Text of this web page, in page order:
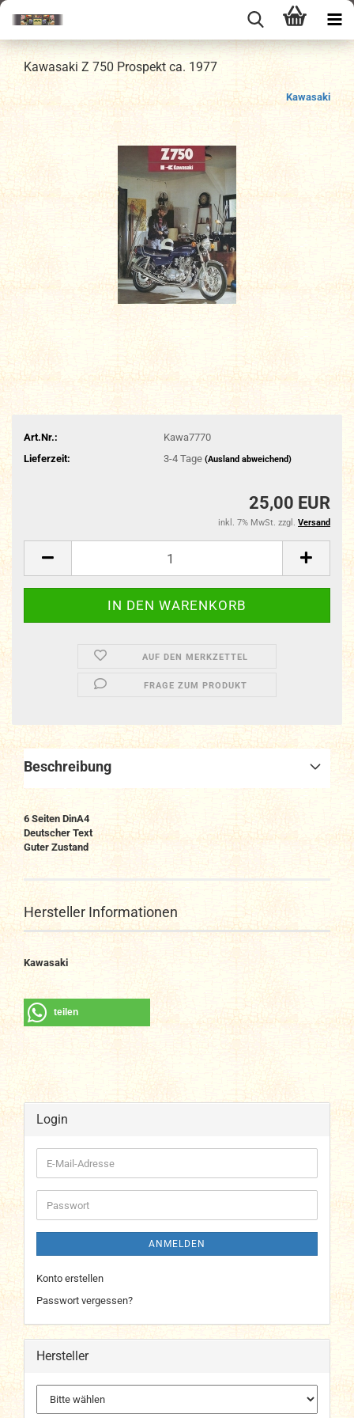
Kawasaki Z 750 Prospekt ca. 1977
Kawasaki
Art.Nr.:
Kawa7770
Lieferzeit:
3-4 Tage (Ausland abweichend)
25,00 EUR
inkl. 7% MwSt. zzgl. Versand
AUF DEN MERKZETTEL
FRAGE ZUM PRODUKT
Beschreibung
6 Seiten DinA4
Deutscher Text
Guter Zustand
Hersteller Informationen
Kawasaki
teilen
Login
E-
Mail-
Adresse
Passwort
ANMELDEN
Konto erstellen
Passwort vergessen?
Hersteller